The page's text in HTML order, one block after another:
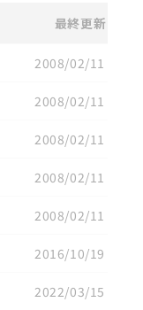
最終更新
2008/02/11
2008/02/11
2008/02/11
2008/02/11
2008/02/11
2016/10/19
2022/03/15